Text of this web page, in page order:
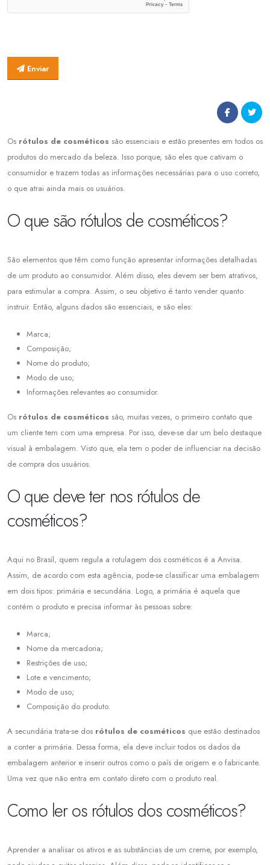
Enviar
Os rótulos de cosméticos são essenciais e estão presentes em todos os
produtos do mercado da beleza. Isso porque, são eles que cativam o
consumidor e trazem todas as informações necessárias para o uso correto,
o que atrai ainda mais os usuários.
O que são rótulos de cosméticos?
São elementos que têm como função apresentar informações detalhadas
de um produto ao consumidor. Além disso, eles devem ser bem atrativos,
para estimular a compra. Assim, o seu objetivo é tanto vender quanto
instruir. Então, alguns dados são essenciais, e são eles:
Marca;
Composição;
Nome do produto;
Modo de uso;
Informações relevantes ao consumidor.
Os rótulos de cosméticos são, muitas vezes, o primeiro contato que
um cliente tem com uma empresa. Por isso, deve-se dar um belo destaque
visual à embalagem. Visto que, ela tem o poder de influenciar na decisão
de compra dos usuários.
O que deve ter nos rótulos de
cosméticos?
Aqui no Brasil, quem regula a rotulagem dos cosméticos é a Anvisa.
Assim, de acordo com esta agência, pode-se classificar uma embalagem
em dois tipos: primária e secundária. Logo, a primária é aquela que
contém o produto e precisa informar às pessoas sobre:
Marca;
Nome da mercadoria;
Restrições de uso;
Lote e vencimento;
Modo de uso;
Composição do produto.
A secundária trata-se dos rótulos de cosméticos que estão destinados
a conter a primária. Dessa forma, ela deve incluir todos os dados da
embalagem anterior e inserir outros como o país de origem e o fabricante.
Uma vez que não entra em contato direto com o produto real.
Como ler os rótulos dos cosméticos?
Aprender a analisar os ativos e as substâncias de um creme, por exemplo,